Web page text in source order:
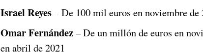
Israel Reyes– De 100 mil euros en noviembre
Omar Fernández– De un millón de euros en
en abril de 2021